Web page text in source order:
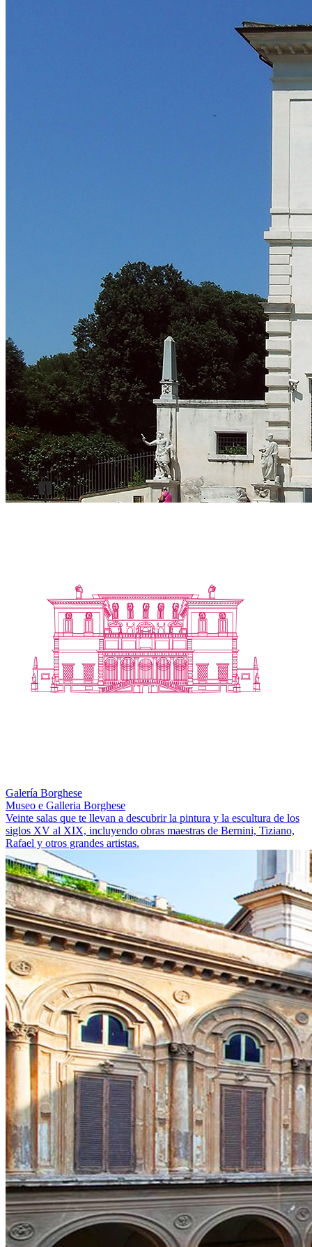
Galería Borghese
Museo e Galleria Borghese
Veinte salas que te llevan a descubrir la pintura y la escultura de los
siglos XV al XIX, incluyendo obras maestras de Bernini, Tiziano,
Rafael y otros grandes artistas.